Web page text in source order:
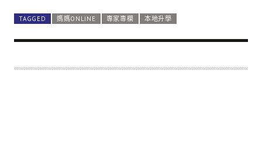
TAGGED 媽媽ONLINE 專家專欄 本地升學